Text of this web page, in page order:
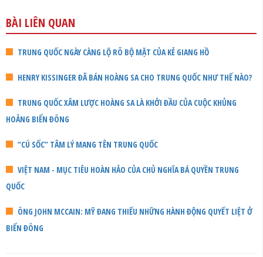
BÀI LIÊN QUAN
TRUNG QUỐC NGÀY CÀNG LỘ RÕ BỘ MẶT CỦA KẺ GIANG HỒ
HENRY KISSINGER ĐÃ BÁN HOÀNG SA CHO TRUNG QUỐC NHƯ THẾ NÀO?
TRUNG QUỐC XÂM LƯỢC HOÀNG SA LÀ KHỞI ĐẦU CỦA CUỘC KHỦNG
HOẢNG BIỂN ĐÔNG
“CÚ SỐC” TÂM LÝ MANG TÊN TRUNG QUỐC
VIỆT NAM - MỤC TIÊU HOÀN HẢO CỦA CHỦ NGHĨA BÁ QUYỀN TRUNG
QUỐC
ÔNG JOHN MCCAIN: MỸ ĐANG THIẾU NHỮNG HÀNH ĐỘNG QUYẾT LIỆT Ở
BIỂN ĐÔNG